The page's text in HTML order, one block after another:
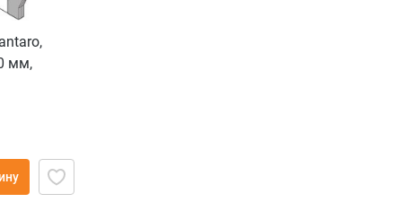
мм,